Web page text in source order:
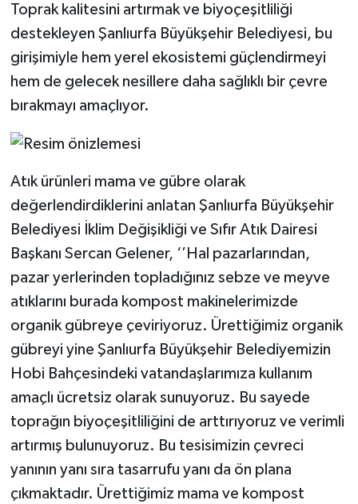
Toprak kalitesini artırmak ve biyoçeşitliliği
destekleyen Şanlıurfa Büyükşehir Belediyesi, bu
girişimiyle hem yerel ekosistemi güçlendirmeyi
hem de gelecek nesillere daha sağlıklı bir çevre
bırakmayı amaçlıyor.
Atık ürünleri mama ve gübre olarak
değerlendirdiklerini anlatan Şanlıurfa Büyükşehir
Belediyesi İklim Değişikliği ve Sıfır Atık Dairesi
Başkanı Sercan Gelener, ‘’Hal pazarlarından,
pazar yerlerinden topladığınız sebze ve meyve
atıklarını burada kompost makinelerimizde
organik gübreye çeviriyoruz. Ürettiğimiz organik
gübreyi yine Şanlıurfa Büyükşehir Belediyemizin
Hobi Bahçesindeki vatandaşlarımıza kullanım
amaçlı ücretsiz olarak sunuyoruz. Bu sayede
toprağın biyoçeşitliliğini de arttırıyoruz ve verimli
artırmış bulunuyoruz. Bu tesisimizin çevreci
yanının yanı sıra tasarrufu yanı da ön plana
çıkmaktadır. Ürettiğimiz mama ve kompost